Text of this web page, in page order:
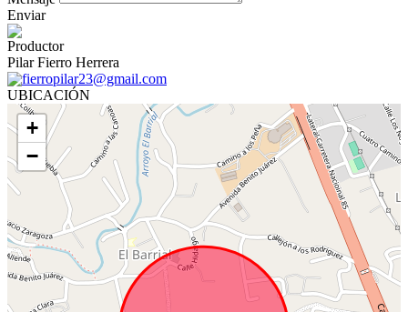
Enviar
Productor
Pilar Fierro Herrera
fierropilar23@gmail.com
UBICACIÓN
+
−